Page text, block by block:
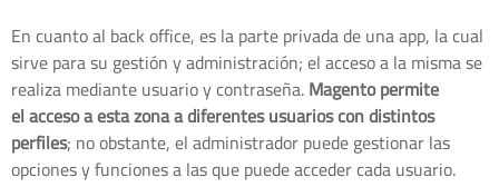
En cuanto al back office, es la parte privada de una app, la cual
sirve para su gestión y administración; el acceso a la misma se
realiza mediante usuario y contraseña.Magentopermite
elacceso a esta zona a diferentes usuarios con distintos
perfiles; no obstante, el administrador puede gestionar las
opciones y funciones a las que puede acceder cada usuario.